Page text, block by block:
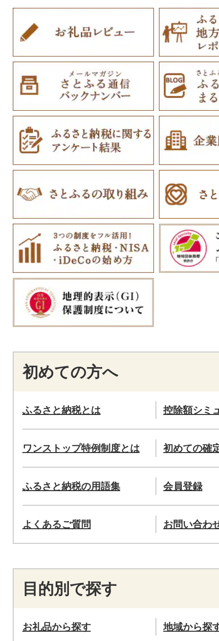
初めての方へ
ふるさと納税とは 控除額シミ
ワンストップ特例制度とは 初めての確
ふるさと納税の用語集 会員登録
よくあるご質問 お問い合わ
目的別で探す
お礼品から探す 地域から探